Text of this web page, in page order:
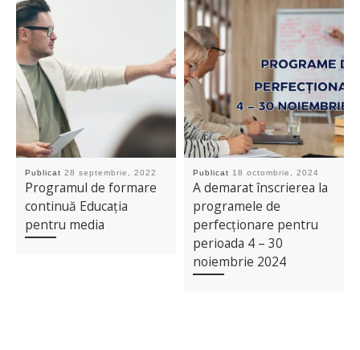
Publicat28 septembrie, 2022
Programul de formare
continuă Educația
pentru media
Publicat 18 octombrie, 2024
A demarat înscrierea la
programele de
perfecționare pentru
perioada 4 – 30
noiembrie 2024